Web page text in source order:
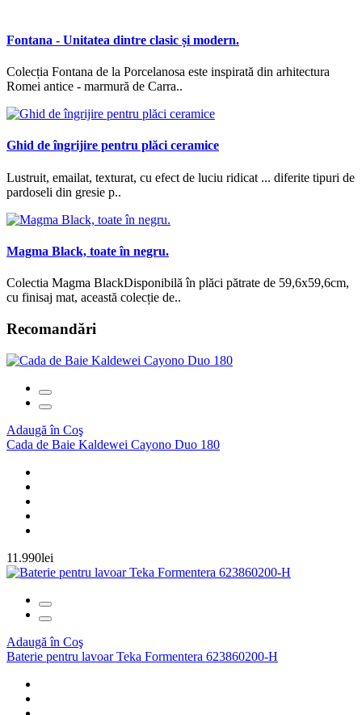
Fontana - Unitatea dintre clasic și modern.
Colecția Fontana de la Porcelanosa este inspirată din arhitectura
Romei antice - marmură de Carra..
Ghid de îngrijire pentru plăci ceramice
Lustruit, emailat, texturat, cu efect de luciu ridicat ... diferite tipuri de
pardoseli din gresie p..
Magma Black, toate în negru.
Colectia Magma BlackDisponibilă în plăci pătrate de 59,6x59,6cm,
cu finisaj mat, această colecție de..
Recomandări
Adaugă în Coş
Cada de Baie Kaldewei Cayono Duo 180
11.990lei
Adaugă în Coş
Baterie pentru lavoar Teka Formentera 623860200-H